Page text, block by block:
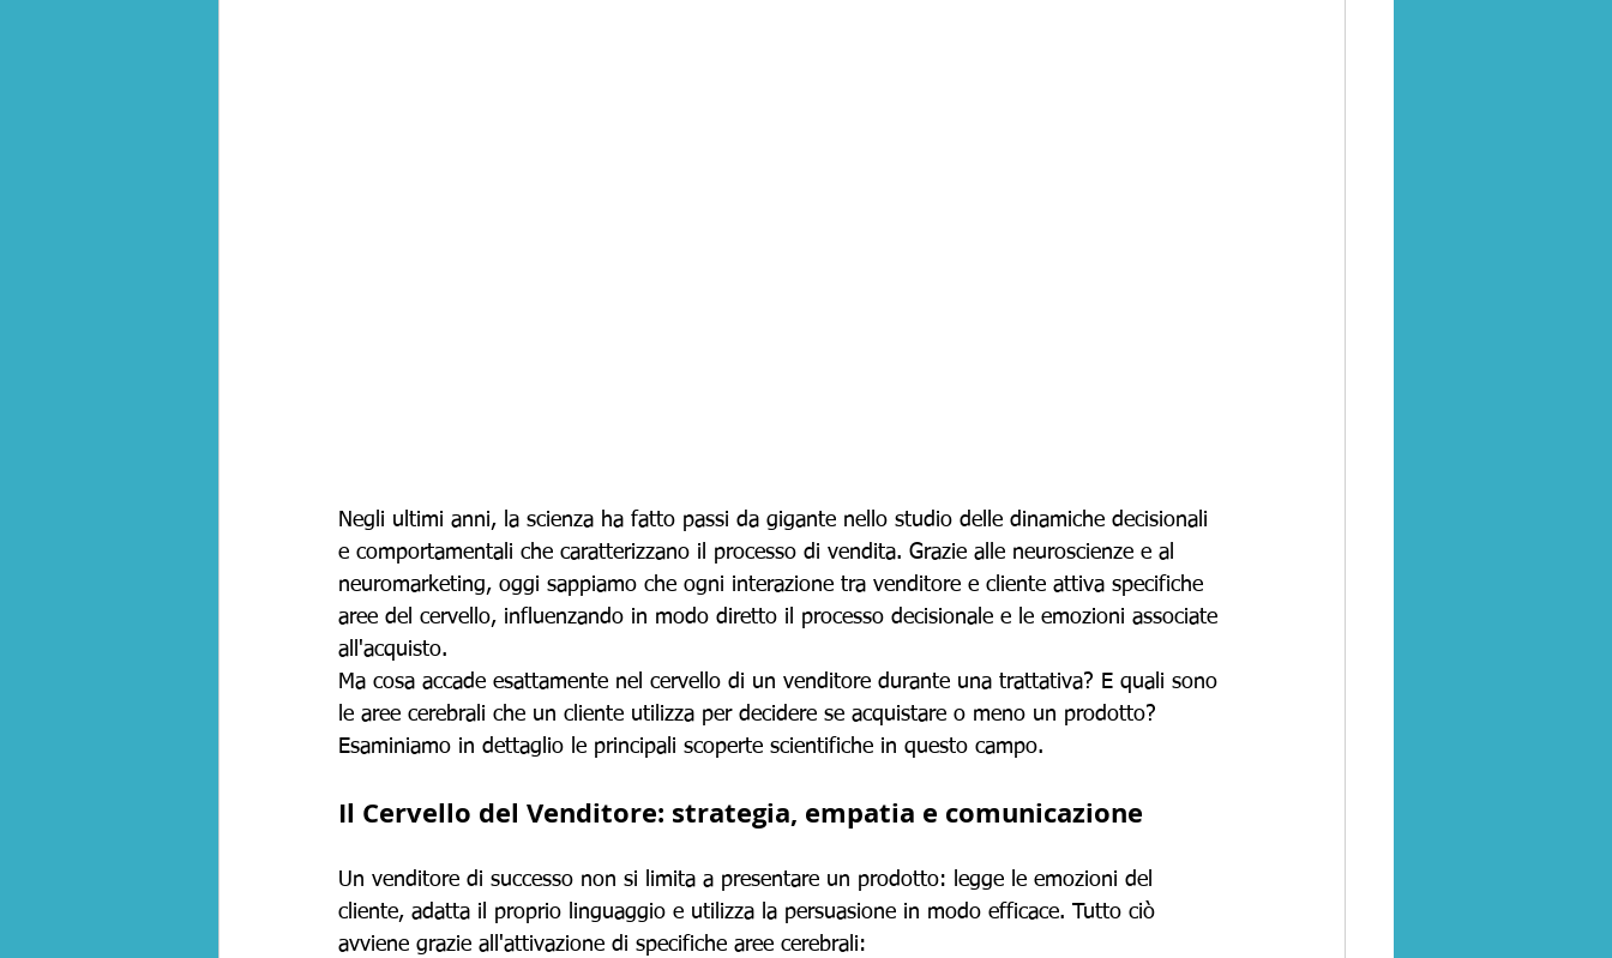
Negli ultimi anni, la scienza ha fatto passi da gigante nello studio delle dinamiche decisionali
e comportamentali che caratterizzano il processo di vendita. Grazie alle neuroscienze e al
neuromarketing, oggi sappiamo che ogni interazione tra venditore e cliente attiva specifiche
aree del cervello, influenzando in modo diretto il processo decisionale e le emozioni associate
all'acquisto.
Ma cosa accade esattamente nel cervello di un venditore durante una trattativa? E quali sono
le aree cerebrali che un cliente utilizza per decidere se acquistare o meno un prodotto?
Esaminiamo in dettaglio le principali scoperte scientifiche in questo campo.
Il Cervello del Venditore: strategia, empatia e comunicazione
Un venditore di successo non si limita a presentare un prodotto: legge le emozioni del
cliente, adatta il proprio linguaggio e utilizza la persuasione in modo efficace. Tutto ciò
avviene grazie all'attivazione di specifiche aree cerebrali: